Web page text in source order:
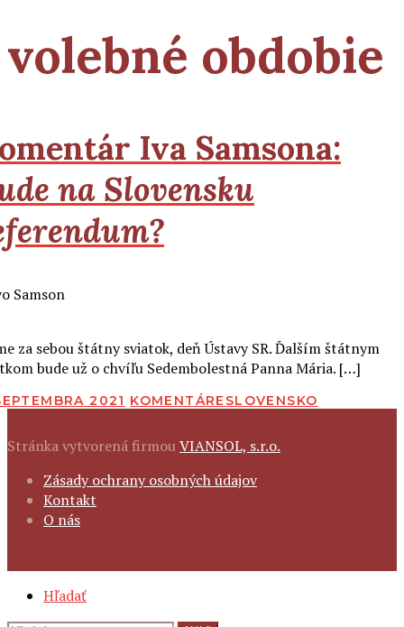
volebné obdobie
Iva Samsona:
na Slovensku
za sebou štátny sviatok, deň Ústavy SR. Ďalším štátnym
bude už o chvíľu Sedembolestná Panna Mária. […]
2021 KOMENTÁRE SLOVENSKO
Stránka vytvorená firmou VIANSOL, s.r.o.
FOOTER
NAVIGATION
Zásady ochrany osobných údajov
Kontakt
O nás
SECONDARY
Hľadať